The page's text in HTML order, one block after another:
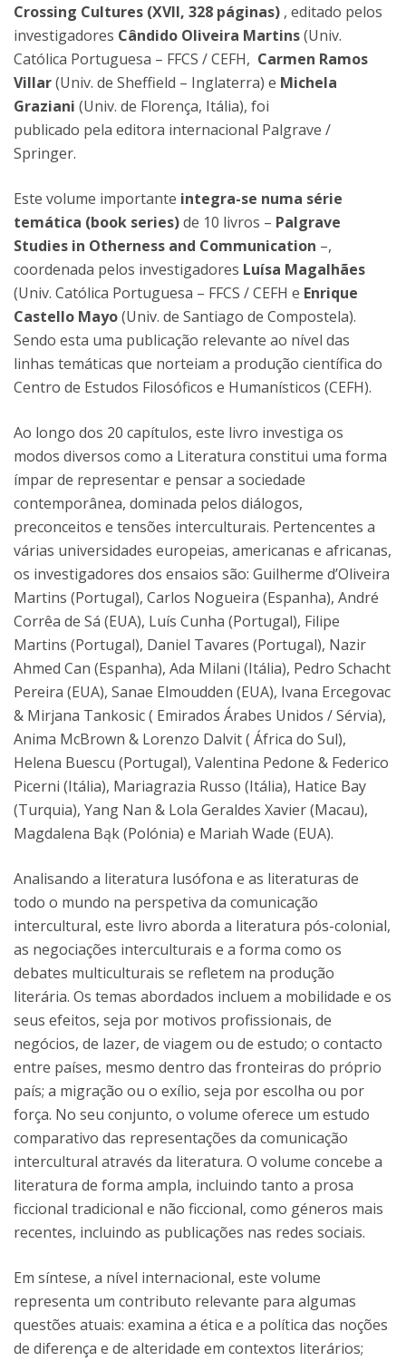
Crossing Cultures (XVII, 328 páginas) , editado pelos
investigadores Cândido Oliveira Martins(Univ.
Católica Portuguesa – FFCS / CEFH, Carmen Ramos
Villar(Univ. de Sheffield – Inglaterra) e Michela
Graziani (Univ. de Florença, Itália), foi
publicado pela editora internacional Palgrave /
Springer.
Este volume importante integra-se numa série
temática (book series)de 10 livros – Palgrave
Studies in Otherness and Communication –,
coordenada pelos investigadores Luísa Magalhães
(Univ. Católica Portuguesa – FFCS / CEFH e Enrique
Castello Mayo(Univ. de Santiago de Compostela).
Sendo esta uma publicação relevante ao nível das
linhas temáticas que norteiam a produção científica do
Centro de Estudos Filosóficos e Humanísticos (CEFH).
Ao longo dos 20 capítulos, este livro investiga os
modos diversos como a Literatura constitui uma forma
ímpar de representar e pensar a sociedade
contemporânea, dominada pelos diálogos,
preconceitos e tensões interculturais. Pertencentes a
várias universidades europeias, americanas e africanas,
os investigadores dos ensaios são: Guilherme d’Oliveira
Martins (Portugal), Carlos Nogueira (Espanha), André
Corrêa de Sá (EUA), Luís Cunha (Portugal), Filipe
Martins (Portugal), Daniel Tavares (Portugal), Nazir
Ahmed Can (Espanha), Ada Milani (Itália), Pedro Schacht
Pereira (EUA), Sanae Elmoudden (EUA), Ivana Ercegovac
& Mirjana Tankosic ( Emirados Árabes Unidos / Sérvia),
Anima McBrown & Lorenzo Dalvit ( África do Sul),
Helena Buescu (Portugal), Valentina Pedone & Federico
Picerni (Itália), Mariagrazia Russo (Itália), Hatice Bay
(Turquia), Yang Nan & Lola Geraldes Xavier (Macau),
Magdalena Bąk (Polónia) e Mariah Wade (EUA).
Analisando a literatura lusófona e as literaturas de
todo o mundo na perspetiva da comunicação
intercultural, este livro aborda a literatura pós-colonial,
as negociações interculturais e a forma como os
debates multiculturais se refletem na produção
literária. Os temas abordados incluem a mobilidade e os
seus efeitos, seja por motivos profissionais, de
negócios, de lazer, de viagem ou de estudo; o contacto
entre países, mesmo dentro das fronteiras do próprio
país; a migração ou o exílio, seja por escolha ou por
força. No seu conjunto, o volume oferece um estudo
comparativo das representações da comunicação
intercultural através da literatura. O volume concebe a
literatura de forma ampla, incluindo tanto a prosa
ficcional tradicional e não ficcional, como géneros mais
recentes, incluindo as publicações nas redes sociais.
Em síntese, a nível internacional, este volume
representa um contributo relevante para algumas
questões atuais: examina a ética e a política das noções
de diferença e de alteridade em contextos literários;